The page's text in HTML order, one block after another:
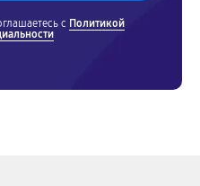
с Политикой